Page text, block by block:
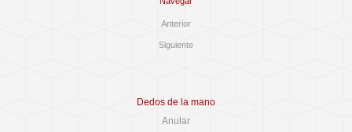
Anterior
Siguiente
Dedos de la mano
Anular